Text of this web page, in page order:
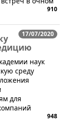
910
17/07/2020
наук
среду
для
948